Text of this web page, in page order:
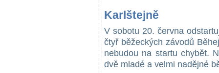
Karlštejně
V sobotu 20. června
čtyř běžeckých závodů
nebudou na startu chybět.
dvě mladé a velmi nadějné